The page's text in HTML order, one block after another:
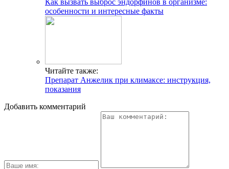
Популярные статьи
Признаки тромба в ноге
Умеренная брадикардия
Гипоаллергенный шампунь: детский без сульфатов и